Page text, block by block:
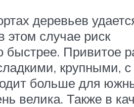
деревьев
этом случае риск
Привитое
крупными, с
больше для
велика. Также в